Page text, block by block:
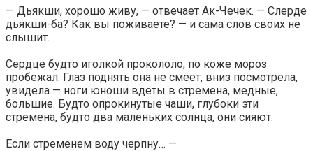
— Дьякши, хорошо живу, — отвечает Ак-Чечек. — Слерде
дьякши-ба? Как вы поживаете? — и сама слов своих не
слышит.
Сердце будто иголкой прокололо, по коже мороз
пробежал. Глаз поднять она не смеет, вниз посмотрела,
увидела — ноги юноши вдеты в стремена, медные,
большие. Будто опрокинутые чаши, глубоки эти
стремена, будто два маленьких солнца, они сияют.
Если стременем воду черпну… —